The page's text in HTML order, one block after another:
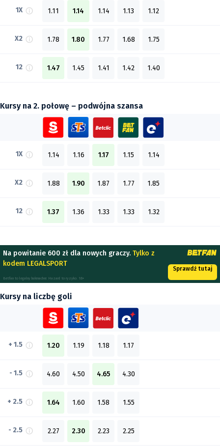
1X 1.11 1.14 1.14 1.13 1.12
X2 1.78 1.80 1.77 1.68 1.75
12 1.47 1.45 1.41 1.42 1.40
Kursy na 2. połowę – podwójna szansa
1X 1.14 1.16 1.17 1.15 1.14
X2 1.88 1.90 1.87 1.77 1.85
12 1.37 1.36 1.33 1.33 1.32
Na powitanie 600 zł dla nowych graczy. Tylko z
kodem LEGALSPORT
Betfan to legalny bukmacher. Hazard to ryzyko. 18+
Sprawdź tutaj
Kursy na liczbę goli
+ 1.5 1.20 1.19 1.18 1.17
- 1.5 4.60 4.50 4.65 4.30
+ 2.5 1.64 1.60 1.58 1.55
- 2.5 2.27 2.30 2.23 2.25